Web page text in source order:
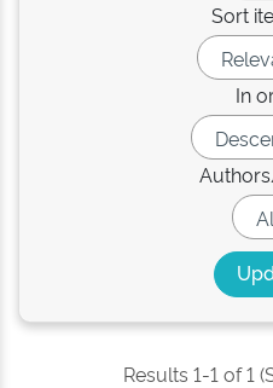
Sort
In
Results 1-1 of 1